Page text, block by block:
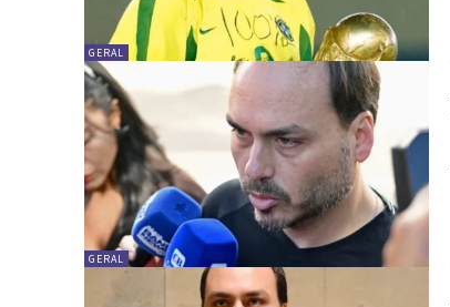
GERAL
GERAL